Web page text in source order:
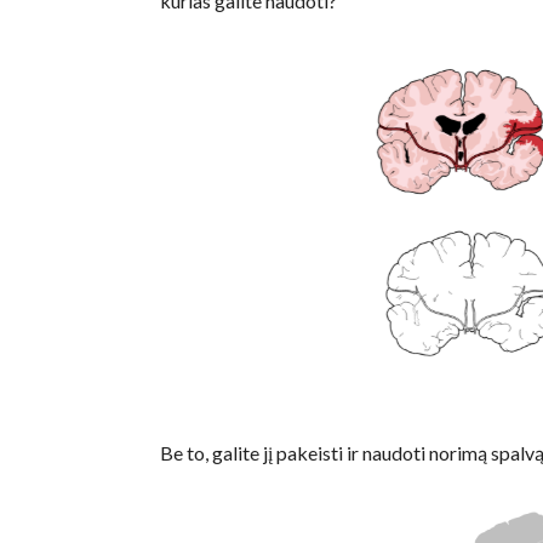
Be to, galite jį pakeisti ir naudoti norimą